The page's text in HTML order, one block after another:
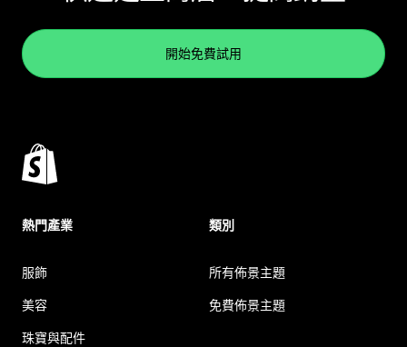
開始免費試用
熱門產業
服飾
美容
珠寶與配件
類別
所有佈景主題
免費佈景主題